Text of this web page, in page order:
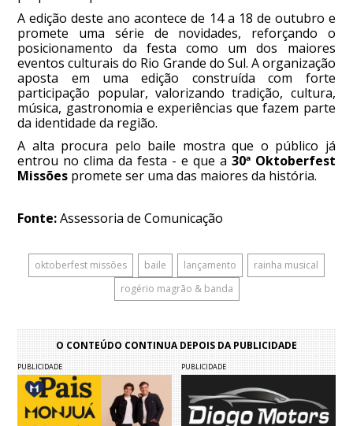
A edição deste ano acontece de 14 a 18 de outubro e
promete uma série de novidades, reforçando o
posicionamento da festa como um dos maiores
eventos culturais do Rio Grande do Sul. A organização
aposta em uma edição construída com forte
participação popular, valorizando tradição, cultura,
música, gastronomia e experiências que fazem parte
da identidade da região.
A alta procura pelo baile mostra que o público já
entrou no clima da festa - e que a 30ª Oktoberfest
Missões promete ser uma das maiores da história.
Fonte:Assessoria de Comunicação
oktoberfest missões baile lançamento
rainha musical
rogério magrão & banda
O CONTEÚDO CONTINUA DEPOIS DA PUBLICIDADE
PUBLICIDADE PUBLICIDADE